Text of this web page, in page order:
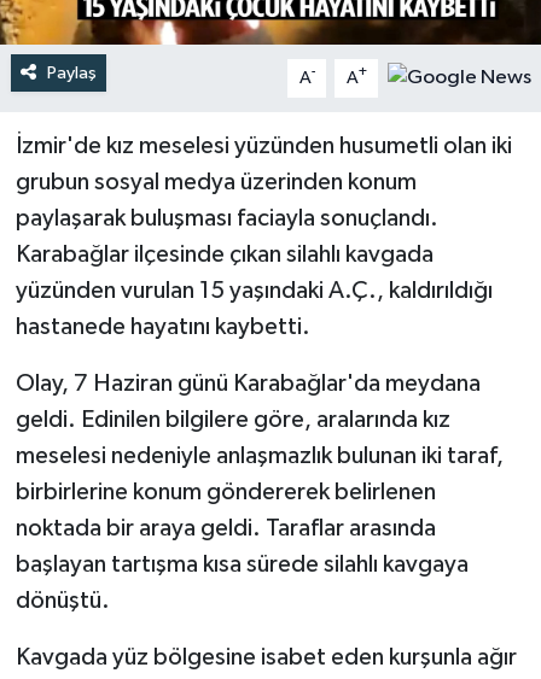
Paylaş A- A+
İzmir'de kız meselesi yüzünden husumetli olan iki
grubun sosyal medya üzerinden konum
paylaşarak buluşması faciayla sonuçlandı.
Karabağlar ilçesinde çıkan silahlı kavgada
yüzünden vurulan 15 yaşındaki A.Ç., kaldırıldığı
hastanede hayatını kaybetti.
Olay, 7 Haziran günü Karabağlar'da meydana
geldi. Edinilen bilgilere göre, aralarında kız
meselesi nedeniyle anlaşmazlık bulunan iki taraf,
birbirlerine konum göndererek belirlenen
noktada bir araya geldi. Taraflar arasında
başlayan tartışma kısa sürede silahlı kavgaya
dönüştü.
Kavgada yüz bölgesine isabet eden kurşunla ağır